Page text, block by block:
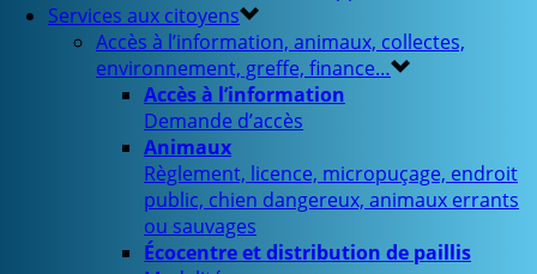
Services aux citoyens
Accès à l’information, animaux, collectes,
environnement, greffe, finance…
Accès à l’information
Demande d’accès
Animaux
Règlement, licence, micropuçage, endroit
public, chien dangereux, animaux errants
ou sauvages
Écocentre et distribution de paillis